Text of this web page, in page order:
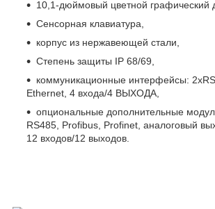
10,1-дюймовый цветной графический
Сенсорная клавиатура,
корпус из нержавеющей стали,
Степень защиты IP 68/69,
коммуникационные интерфейсы:
Ethernet, 4 входа/4 ВЫХОДА,
опциональные дополнительные
RS485, Profibus, Profinet, аналоговый
12 входов/12 выходов.